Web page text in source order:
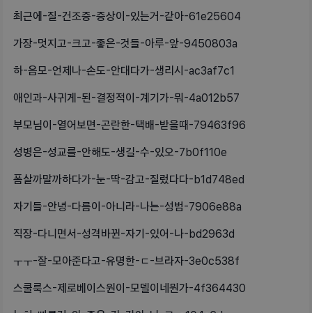
최근에-질-건조증-증상이-있는거-같아-61e25604
가장-멋지고-크고-좋은-것들-아루-앞-9450803a
하-음모-언제나-손도-안대다가-생리시-ac3af7c1
애인과-사귀게-된-결정적이-계기가-뭐-4a012b57
부모님이-열어보면-곤란한-택배-받을때-79463f96
성병은-성교를-안해도-생길-수-있오-7b0f110e
폼살까말까하다가-눈-딱-감고-질렀다다-b1d748ed
자기들-안녕-다름이-아니라-나는-성범-7906e88a
직장-다니면서-성격바뀐-자기-있어-나-bd2963d
ㅜㅜ-잘-모아준다고-유명한-ㄷ-브라자-3e0c538f
스쿨룩스-제로베이스원이-모델이네뭔가-4f364430